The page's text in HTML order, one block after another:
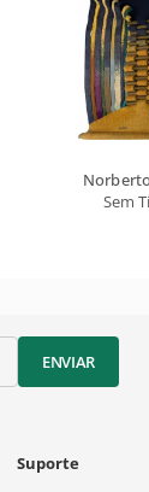
Sem
ENVIAR
Suporte